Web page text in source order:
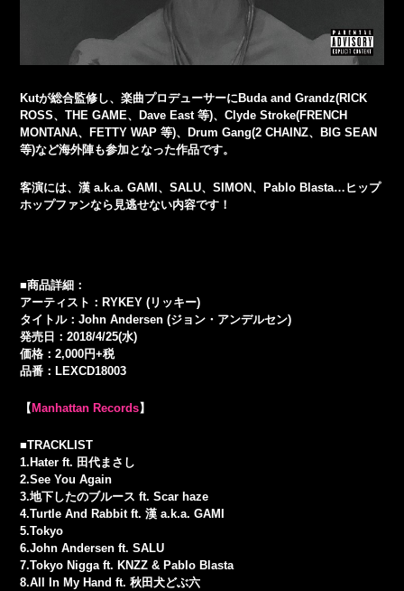
Kutが総合監修し、楽曲プロデューサーにBuda and Grandz(RICK
ROSS、THE GAME、Dave East 等)、Clyde Stroke(FRENCH
MONTANA、FETTY WAP 等)、Drum Gang(2 CHAINZ、BIG SEAN
等)など海外陣も参加となった作品です。
客演には、漢 a.k.a. GAMI、SALU、SIMON、Pablo Blasta…ヒップ
ホップファンなら見逃せない内容です！
■商品詳細：
アーティスト：RYKEY (リッキー)
タイトル：John Andersen (ジョン・アンデルセン)
発売日：2018/4/25(水)
価格：2,000円+税
品番：LEXCD18003
【 Manhattan Records】
■TRACKLIST
1.Hater ft. 田代まさし
2.See You Again
3.地下したのブルース ft. Scar haze
4.Turtle And Rabbit ft. 漢 a.k.a. GAMI
5.Tokyo
6.John Andersen ft. SALU
7.Tokyo Nigga ft. KNZZ & Pablo Blasta
8.All In My Hand ft. 秋田犬どぶ六